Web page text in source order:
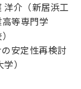
洋介（新居浜工
等専門学
安定性再検討
）